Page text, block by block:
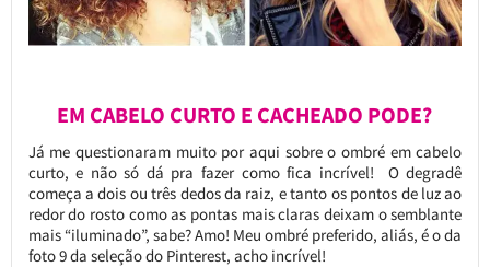
EM CABELO CURTO E CACHEADO PODE?
Já me questionaram muito por aqui sobre o ombré em cabelo
curto, e não só dá pra fazer como fica incrível! O degradê
começa a dois ou três dedos da raiz, e tanto os pontos de luz ao
redor do rosto como as pontas mais claras deixam o semblante
mais “iluminado”, sabe? Amo! Meu ombré preferido, aliás, é o da
foto 9 da seleção do Pinterest, acho incrível!